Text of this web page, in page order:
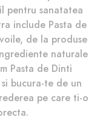
pentru sanatatea
include Pasta de
de la produse
naturale
Pasta de Dinti
bucura-te de un
pe care ti-o